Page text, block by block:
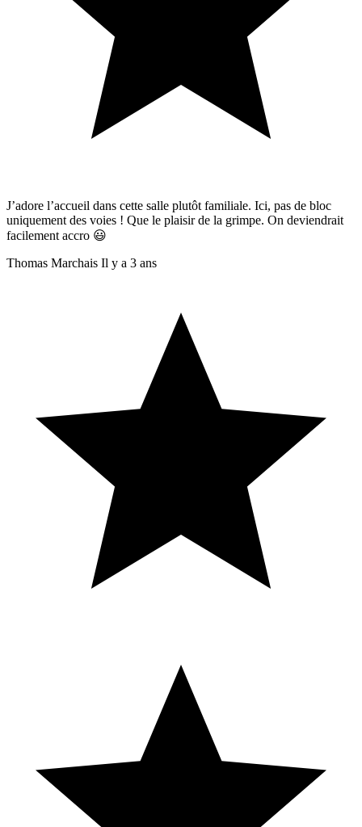
J’adore l’accueil dans cette salle plutôt familiale. Ici, pas de bloc
uniquement des voies ! Que le plaisir de la grimpe. On deviendrait
facilement accro 😃
Thomas Marchais Il y a 3 ans